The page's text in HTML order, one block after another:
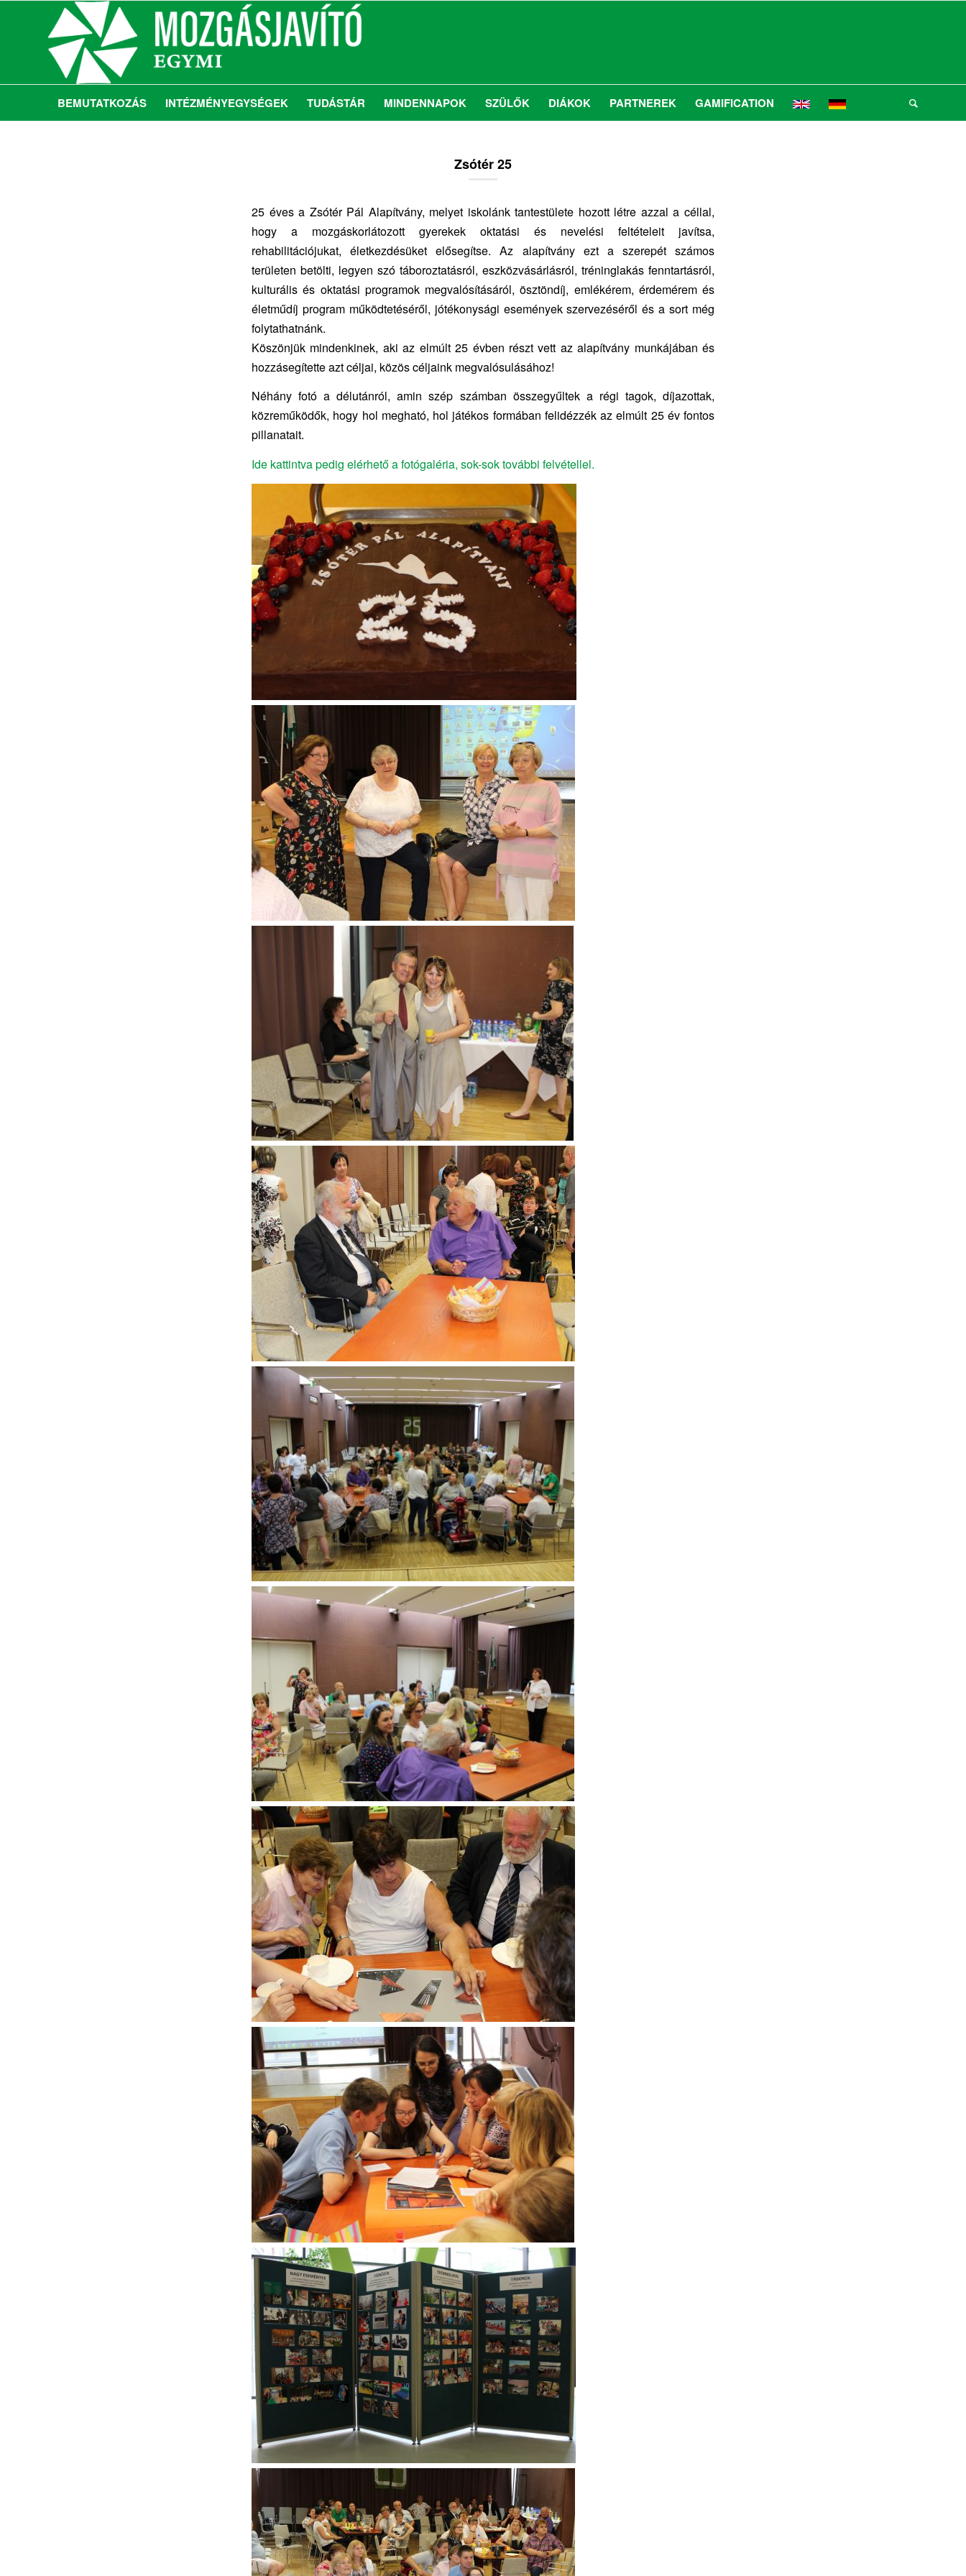
BEMUTATKOZÁS INTÉZMÉNYEGYSÉGEK TUDÁSTÁR MINDENNAPOK SZÜLŐK DIÁKOK PARTNEREK GAMIFICATION
Zsótér 25
25 éves a Zsótér Pál Alapítvány, melyet iskolánk tantestülete hozott létre azzal a céllal,
hogy a mozgáskorlátozott gyerekek oktatási és nevelési feltételeit javítsa,
rehabilitációjukat, életkezdésüket elősegítse. Az alapítvány ezt a szerepét számos
területen betölti, legyen szó táboroztatásról, eszközvásárlásról, tréninglakás fenntartásról,
kulturális és oktatási programok megvalósításáról, ösztöndíj, emlékérem, érdemérem és
életműdíj program működtetéséről, jótékonysági események szervezéséről és a sort még
folytathatnánk.
Köszönjük mindenkinek, aki az elmúlt 25 évben részt vett az alapítvány munkájában és
hozzásegítette azt céljai, közös céljaink megvalósulásához!
Néhány fotó a délutánról, amin szép számban összegyűltek a régi tagok, díjazottak,
közreműködők, hogy hol megható, hol játékos formában felidézzék az elmúlt 25 év fontos
pillanatait.
Ide kattintva pedig elérhető a fotógaléria, sok-sok további felvétellel.